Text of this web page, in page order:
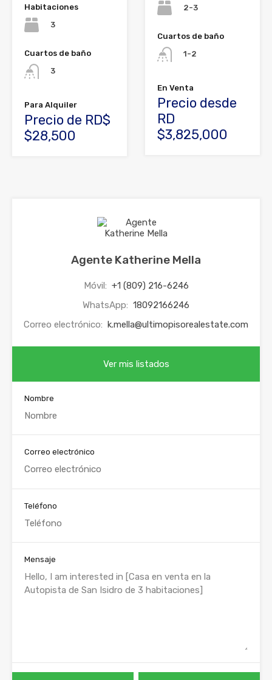
Habitaciones
3
Cuartos de baño
3
Para Alquiler
Precio de RD$
$28,500
2-3
Cuartos de baño
1-2
En Venta
Precio desde
RD
$3,825,000
Agente Katherine Mella
Móvil: +1 (809) 216-6246
WhatsApp: 18092166246
Correo electrónico: k.mella@ultimopisorealestate.com
Ver mis listados
Nombre
Correo electrónico
Teléfono
Mensaje